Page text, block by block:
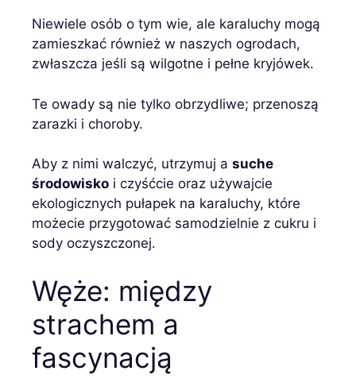
Niewiele osób o tym wie, ale karaluchy mogą
zamieszkać również w naszych ogrodach,
zwłaszcza jeśli są wilgotne i pełne kryjówek.
Te owady są nie tylko obrzydliwe; przenoszą
zarazki i choroby.
Aby z nimi walczyć, utrzymuj a suche
środowisko i czyśćcie oraz używajcie
ekologicznych pułapek na karaluchy, które
możecie przygotować samodzielnie z cukru i
sody oczyszczonej.
Węże: między
strachem a
fascynacją